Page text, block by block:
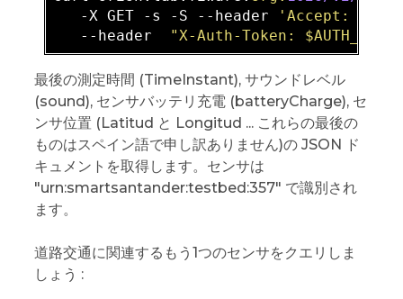
   -X GET -s -S --header
'Accept:
   --header
"X-Auth-Token:
最後の測定時間 (TimeInstant), サウンドレベル
(sound), センサバッテリ充電 (batteryCharge), セ
ンサ位置 (Latitud と Longitud ... これらの最後の
ものはスペイン語で申し訳ありません)の JSON ド
キュメントを取得します。センサは
"urn:smartsantander:testbed:357" で識別され
ます。
道路交通に関連するもう1つのセンサをクエリしま
しょう :